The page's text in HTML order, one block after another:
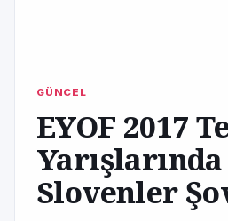
GÜNCEL
EYOF 2017
Yarışlarında
Slovenler